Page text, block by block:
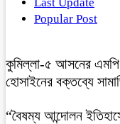
Popular Post
কুমিল্লা-৫ আসনের এমপি
হোসাইনের বক্তব্যে
“বৈষম্য আন্দোলন